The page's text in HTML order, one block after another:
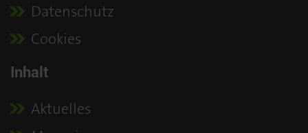
Datenschutz
Cookies
Inhalt
Aktuelles